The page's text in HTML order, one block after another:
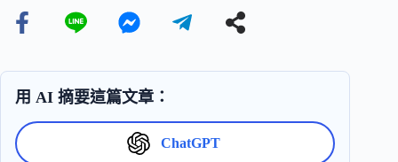
用 AI 摘要這篇文章：
ChatGPT